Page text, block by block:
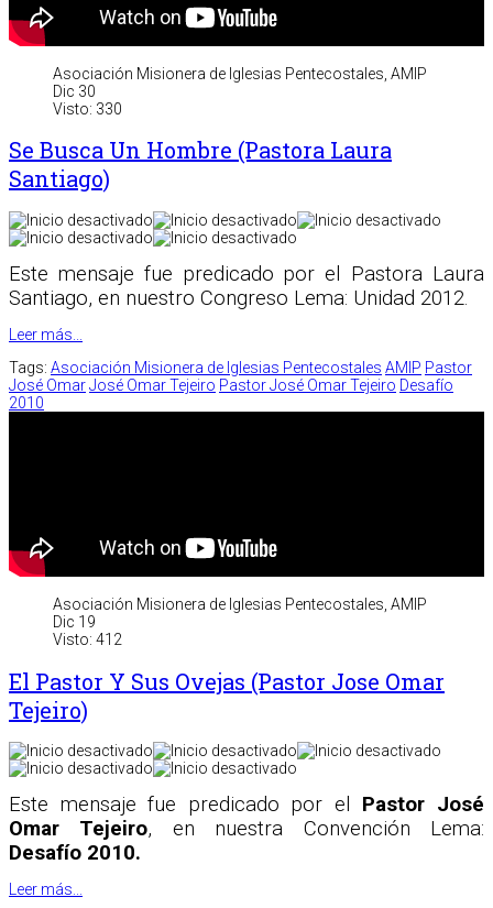
Asociación Misionera de Iglesias Pentecostales, AMIP
Dic 30
Visto: 330
Se Busca Un Hombre (Pastora Laura
Santiago)
Este mensaje fue predicado por el Pastora Laura
Santiago, en nuestro Congreso Lema: Unidad 2012.
Leer más...
Tags: Asociación Misionera de Iglesias Pentecostales AMIP Pastor
José OmarJosé Omar Tejeiro Pastor José Omar Tejeiro Desafío
2010
Asociación Misionera de Iglesias Pentecostales, AMIP
Dic 19
Visto: 412
El Pastor Y Sus Ovejas (Pastor Jose Omar
Tejeiro)
Este mensaje fue predicado por el Pastor José
Omar Tejeiro, en nuestra Convención Lema:
Desafío 2010.
Leer más...